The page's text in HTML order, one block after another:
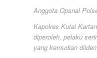
Anggota Opsnal
Kapolres Kutai
diperoleh, pelaku
yang kemudian